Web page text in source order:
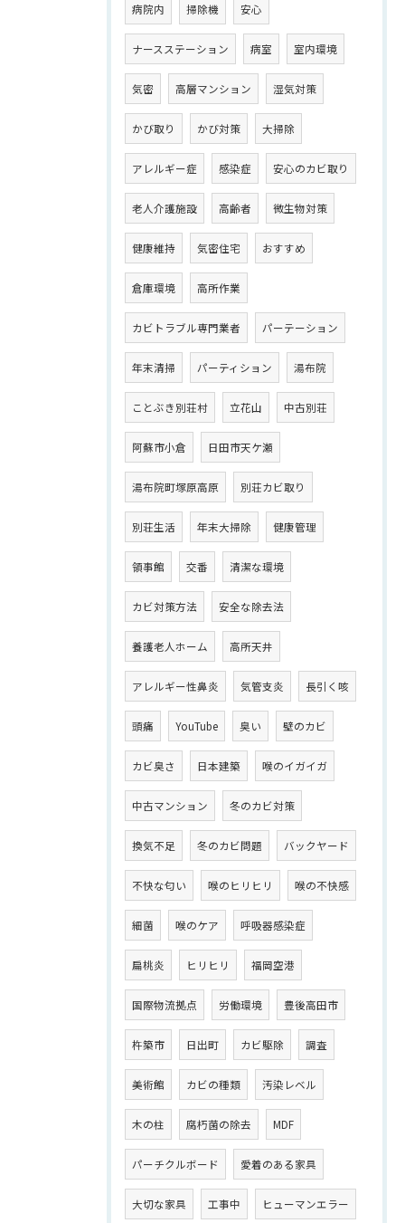
病院内 掃除機 安心
ナースステーション 病室 室内環境
気密 高層マンション 湿気対策
かび取り かび対策 大掃除
アレルギー症 感染症 安心のカビ取り
老人介護施設 高齢者 微生物対策
健康維持 気密住宅 おすすめ
倉庫環境 高所作業
カビトラブル専門業者 パーテーション
年末清掃 パーティション 湯布院
ことぶき別荘村 立花山 中古別荘
阿蘇市小倉 日田市天ケ瀬
湯布院町塚原高原 別荘カビ取り
別荘生活 年末大掃除 健康管理
領事館 交番 清潔な環境
カビ対策方法 安全な除去法
養護老人ホーム 高所天井
アレルギー性鼻炎 気管支炎 長引く咳
頭痛 YouTube 臭い 壁のカビ
カビ臭さ 日本建築 喉のイガイガ
中古マンション 冬のカビ対策
換気不足 冬のカビ問題 バックヤード
不快な匂い 喉のヒリヒリ 喉の不快感
細菌 喉のケア 呼吸器感染症
扁桃炎 ヒリヒリ 福岡空港
国際物流拠点 労働環境 豊後高田市
杵築市 日出町 カビ駆除 調査
美術館 カビの種類 汚染レベル
木の柱 腐朽菌の除去 MDF
パーチクルボード 愛着のある家具
大切な家具 工事中 ヒューマンエラー